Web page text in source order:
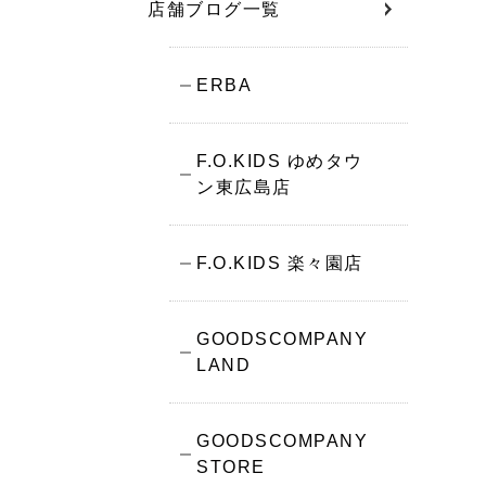
店舗ブログ一覧
ERBA
F.O.KIDS ゆめタウ
ン東広島店
F.O.KIDS 楽々園店
GOODSCOMPANY
LAND
GOODSCOMPANY
STORE